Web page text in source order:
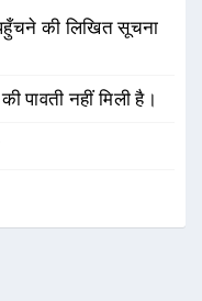
की लिखित सूचना
पावती नहीं मिली है।